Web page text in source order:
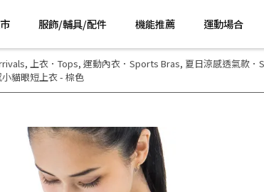
服飾/輔具/配件 機能推薦 運動場合
, 上衣．Tops, 運動內衣．Sports Bras, 夏日涼感透氣款．
貓眼短上衣 - 棕色